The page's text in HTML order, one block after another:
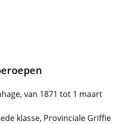
van 1871 tot 1 maart
klasse, Provinciale Griffie